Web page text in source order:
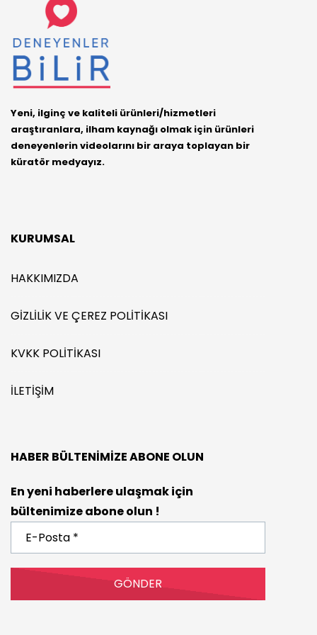
Yeni, ilginç ve kaliteli ürünleri/hizmetleri
araştıranlara, ilham kaynağı olmak için ürünleri
deneyenlerin videolarını bir araya toplayan bir
küratör medyayız.
KURUMSAL
HAKKIMIZDA
GIZLILIK VE ÇEREZ POLITIKASI
KVKK POLITIKASI
İLETIŞIM
HABER BÜLTENIMIZE ABONE OLUN
En yeni haberlere ulaşmak için
bültenimize abone olun !
Posta
*